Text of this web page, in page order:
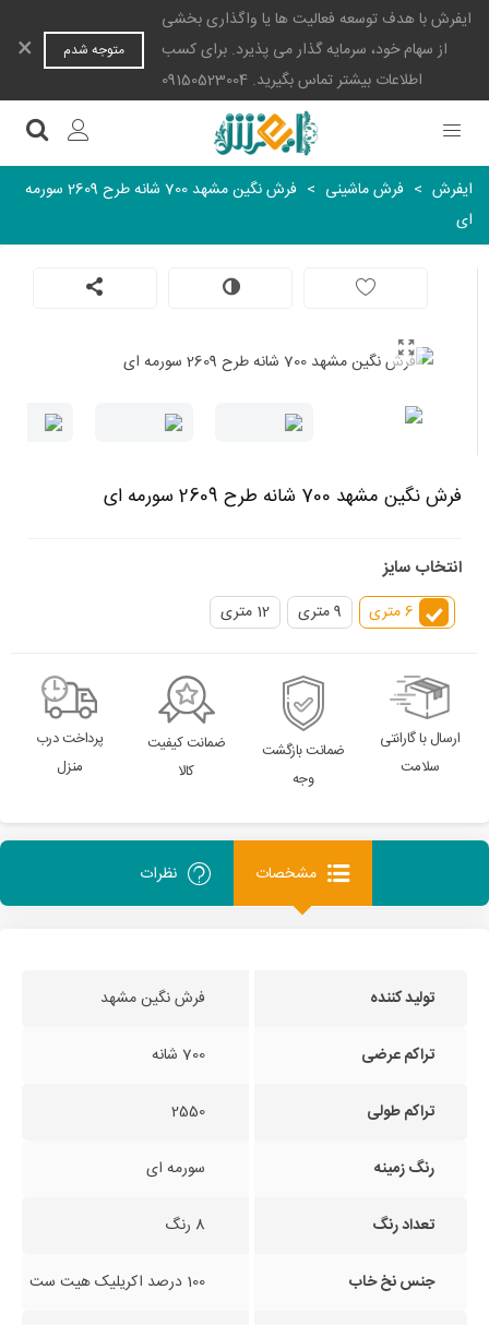
ایفرش با هدف توسعه فعالیت ها یا واگذاری بخشی
از سهام خود، سرمایه گذار می پذیرد. برای کسب
اطلاعات بیشتر تماس بگیرید. 09150523004
متوجه شدم ×
ایفرش > فرش ماشینی >
فرش نگین مشهد 700 شانه طرح 2609 سورمه
ای
فرش نگین مشهد 700 شانه طرح 2609 سورمه ای
انتخاب سایز
6 متری 9 متری 12 متری
ارسال با گارانتی
سلامت
ضمانت بازگشت
وجه
ضمانت کیفیت
کالا
پرداخت درب
منزل
مشخصات نظرات
تولید کننده فرش نگین مشهد
تراکم عرضی 700 شانه
تراکم طولی 2550
رنگ زمینه سورمه ای
تعداد رنگ 8 رنگ
جنس نخ خاب 100 درصد اکریلیک هیت ست